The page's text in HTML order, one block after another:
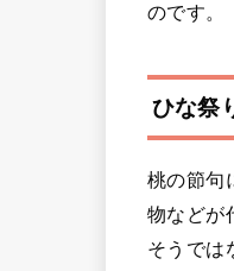
のです。
ひな祭
桃の節句
物などが
そうでは